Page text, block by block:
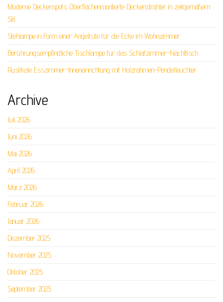
Moderne Deckenspots: Oberflächenmontierte Deckenstrahler in zeitgemäßem
Stil
Stehlampe in Form einer Angelrute für die Ecke im Wohnzimmer
Berührungsempfindliche Tischlampe für das Schlafzimmer-Nachttisch
Rustikale Esszimmer-Inneneinrichtung mit Holzrahmen-Pendelleuchter
Archive
Juli 2026
Juni 2026
Mai 2026
April 2026
März 2026
Februar 2026
Januar 2026
Dezember 2025
November 2025
Oktober 2025
September 2025